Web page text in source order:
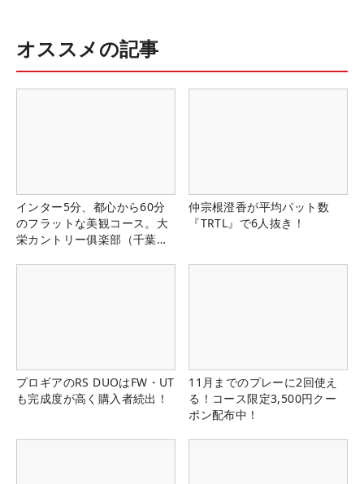
オススメの記事
インター5分、都心から60分
のフラットな美観コース。大
栄カントリー俱楽部（千葉
仲宗根澄香が平均パット数
『TRTL』で6人抜き！
プロギアのRS DUOはFW・UT
も完成度が高く購入者続出！
11月までのプレーに2回使え
る！コース限定3,500円クー
ポン配布中！